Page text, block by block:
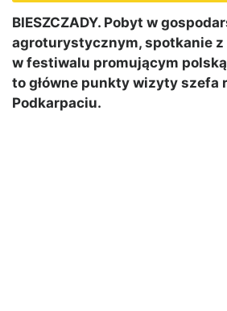
BIESZCZADY. Pobyt w
agroturystycznym, spotkanie z
w festiwalu promującym
to główne punkty wizyty szefa
Podkarpaciu.